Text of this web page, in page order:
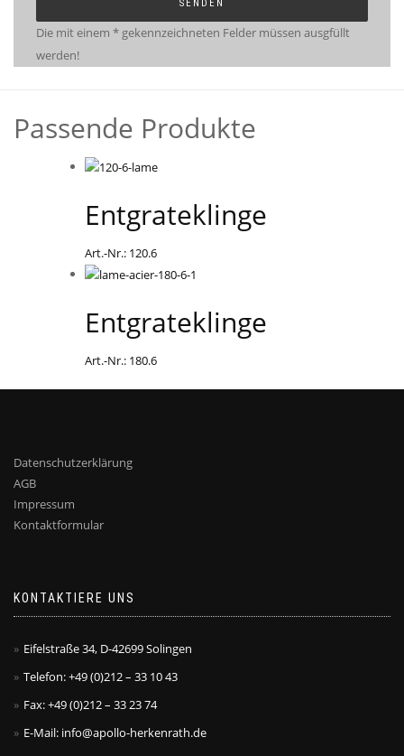
Die mit einem * gekennzeichneten Felder müssen ausgfüllt
werden!
Passende Produkte
Entgrateklinge
Art.-Nr.: 120.6
Entgrateklinge
Art.-Nr.: 180.6
Datenschutzerklärung
AGB
Impressum
Kontaktformular
KONTAKTIERE UNS
Eifelstraße 34, D-42699 Solingen
Telefon: +49 (0)212 – 33 10 43
Fax: +49 (0)212 – 33 23 74
E-Mail: info@apollo-herkenrath.de